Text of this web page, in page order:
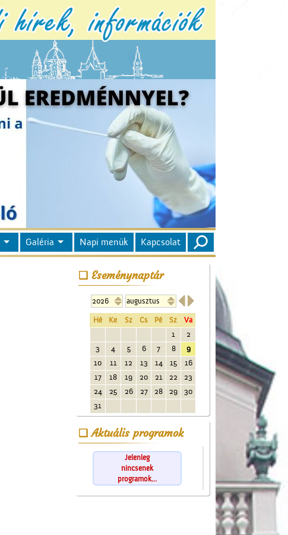
Galéria Napi menük Kapcsolat
Eseménynaptár

Hé Ke Sz Cs Pé Sz
Va
1
2
3
4 5 6 7 8
9
10
11 12 13 14 15
16
17
18 19 20 21 22
23
24
25 26 27 28 29
30
31
Aktuális programok
Jelenleg
nincsenek
programok...